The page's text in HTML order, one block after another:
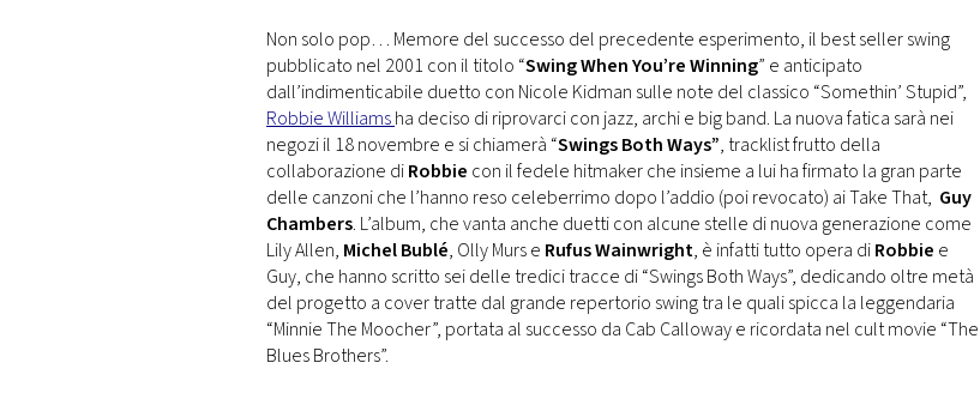
MONACO
RMC
CONSIGLIA
Non solo pop… Memore del successo del precedente esperimento, il best seller swing
pubblicato nel 2001 con il titolo “Swing When You’re Winning” e anticipato
dall’indimenticabile duetto con Nicole Kidman sulle note del classico “Somethin’ Stupid”,
Robbie Williamsha deciso di riprovarci con jazz, archi e big band. La nuova fatica sarà nei
negozi il 18 novembre e si chiamerà “Swings Both Ways”, tracklist frutto della
collaborazione diRobbie con il fedele hitmaker che insieme a lui ha firmato la gran parte
delle canzoni che l’hanno reso celeberrimo dopo l’addio (poi revocato) ai Take That, Guy
Chambers. L’album, che vanta anche duetti con alcune stelle di nuova generazione come
Lily Allen, Michel Bublé, Olly Murs e Rufus Wainwright, è infatti tutto opera diRobbie e
Guy, che hanno scritto sei delle tredici tracce di “Swings Both Ways”, dedicando oltre metà
del progetto a cover tratte dal grande repertorio swing tra le quali spicca la leggendaria
“Minnie The Moocher”, portata al successo da Cab Calloway e ricordata nel cult movie “The
Blues Brothers”.